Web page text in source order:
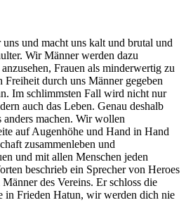
uns und macht uns kalt und brutal und
Wir Männer werden dazu
Frauen als minderwertig zu
Freiheit durch uns Männer gegeben
Im schlimmsten Fall wird nicht nur
auch das Leben. Genau deshalb
machen. Wir wollen
auf Augenhöhe und Hand in Hand
zusammenleben und
und mit allen Menschen jeden
beschrieb ein Sprecher von Heroes
des Vereins. Er schloss die
in Frieden Hatun, wir werden dich nie